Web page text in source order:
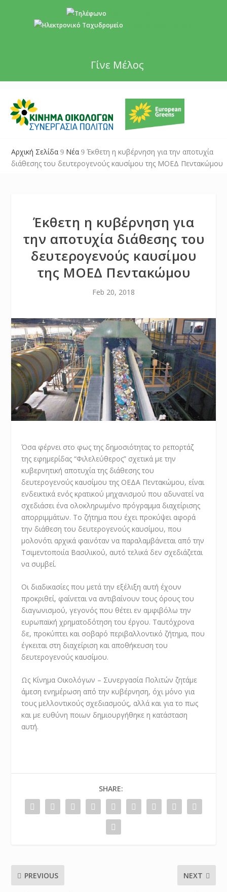
Γίνε Μέλος
Αρχική Σελίδα 9 Νέα 9 Έκθετη η κυβέρνηση για την αποτυχία
διάθεσης του δευτερογενούς καυσίμου της ΜΟΕΔ Πεντακώμου
Έκθετη η κυβέρνηση για
την αποτυχία διάθεσης του
δευτερογενούς καυσίμου
της ΜΟΕΔ Πεντακώμου
Feb 20, 2018
Όσα φέρνει στο φως της δημοσιότητας το ρεπορτάζ
της εφημερίδας “Φιλελεύθερος” σχετικά με την
κυβερνητική αποτυχία της διάθεσης του
δευτερογενούς καυσίμου της ΟΕΔΑ Πεντακώμου, είναι
ενδεικτικά ενός κρατικού μηχανισμού που αδυνατεί να
σχεδιάσει ένα ολοκληρωμένο πρόγραμμα διαχείρισης
απορριμμάτων. Το ζήτημα που έχει προκύψει αφορά
την διάθεση του δευτερογενούς καυσίμου, που
μολονότι αρχικά φαινόταν να παραλαμβάνεται από την
Τσιμεντοποιία Βασιλικού, αυτό τελικά δεν σχεδιάζεται
να συμβεί.
Οι διαδικασίες που μετά την εξέλιξη αυτή έχουν
προκριθεί, φαίνεται να αντιβαίνουν τους όρους του
διαγωνισμού, γεγονός που θέτει εν αμφιβόλω την
ευρωπαϊκή χρηματοδότηση του έργου. Ταυτόχρονα
δε, προκύπτει και σοβαρό περιβαλλοντικό ζήτημα, που
έγκειται στη διαχείριση και αποθήκευση του
δευτερογενούς καυσίμου.
Ως Κίνημα Οικολόγων – Συνεργασία Πολιτών ζητάμε
άμεση ενημέρωση από την κυβέρνηση, όχι μόνο για
τους μελλοντικούς σχεδιασμούς, αλλά και για το πως
και με ευθύνη ποιων δημιουργήθηκε η κατάσταση
αυτή.
SHARE:
PREVIOUS NEXT